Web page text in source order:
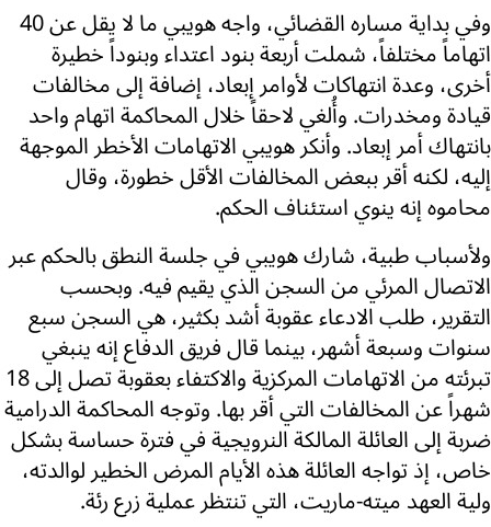
وفي بداية مساره القضائي، واجه هويبي ما لا يقل عن 40
اتهاماً مختلفاً، شملت أربعة بنود اعتداء وبنوداً خطيرة
أخرى، وعدة انتهاكات لأوامر إبعاد، إضافة إلى مخالفات
قيادة ومخدرات. وأُلغي لاحقاً خلال المحاكمة اتهام واحد
بانتهاك أمر إبعاد. وأنكر هويبي الاتهامات الأخطر الموجهة
إليه، لكنه أقر ببعض المخالفات الأقل خطورة، وقال
محاموه إنه ينوي استئناف الحكم.
ولأسباب طبية، شارك هويبي في جلسة النطق بالحكم عبر
الاتصال المرئي من السجن الذي يقيم فيه. وبحسب
التقرير، طلب الادعاء عقوبة أشد بكثير، هي السجن سبع
سنوات وسبعة أشهر، بينما قال فريق الدفاع إنه ينبغي
تبرئته من الاتهامات المركزية والاكتفاء بعقوبة تصل إلى 18
شهراً عن المخالفات التي أقر بها. وتوجه المحاكمة الدرامية
ضربة إلى العائلة المالكة النرويجية في فترة حساسة بشكل
خاص، إذ تواجه العائلة هذه الأيام المرض الخطير لوالدته،
ولية العهد ميته-ماريت، التي تنتظر عملية زرع رئة.